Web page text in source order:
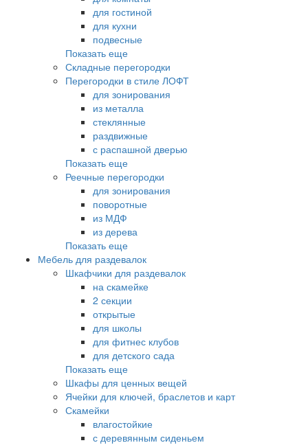
для гостиной
для кухни
подвесные
Показать еще
Складные перегородки
Перегородки в стиле ЛОФТ
для зонирования
из металла
стеклянные
раздвижные
с распашной дверью
Показать еще
Реечные перегородки
для зонирования
поворотные
из МДФ
из дерева
Показать еще
Мебель для раздевалок
Шкафчики для раздевалок
на скамейке
2 секции
открытые
для школы
для фитнес клубов
для детского сада
Показать еще
Шкафы для ценных вещей
Ячейки для ключей, браслетов и карт
Скамейки
влагостойкие
с деревянным сиденьем